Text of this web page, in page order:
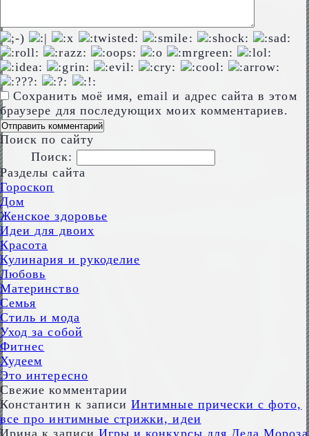
Сохранить моё имя, email и адрес сайта в этом
браузере для последующих моих комментариев.
Поиск по сайту
Поиск:
Разделы сайта
Гороскоп
Дом
Женское здоровье
Идеи для двоих
Красота
Кулинария и рукоделие
Любовь
Материнство
Семья
Стиль и мода
Уход за собой
Фитнес
Худеем
Это интересно
Свежие комментарии
Константин к записиИнтимные прически с фото,
все про интимные стрижки, идеи